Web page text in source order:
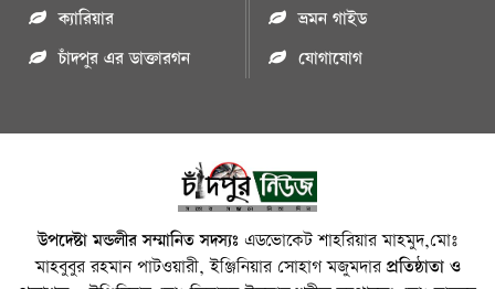
ক্যারিয়ার
চাঁদপুর এর ডাক্তারগন
ভ্রমন গাইড
যোগাযোগ
উপদেষ্টা মন্ডলীর সম্মানিত সদস্যঃ এডভোকেট শাহরিয়ার মাহমুদ,মোঃ
মাহবুবুর রহমান পাটওয়ারী, ইঞ্জিনিয়ার সোহাগ মজুমদারপ্রতিষ্ঠাতা ও